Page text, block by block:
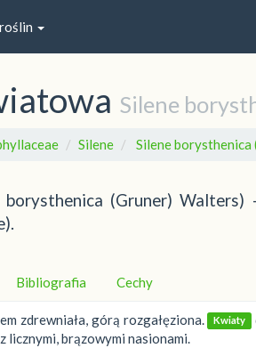
Silene
Silene Silene borysthenica
borysthenica (Gruner)
Bibliografia Cechy
zdrewniała, górą rozgałęziona. Kwiaty
licznymi, brązowymi nasionami.